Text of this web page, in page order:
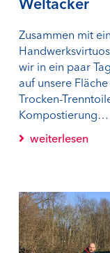
Zusammen mit
wir in ein paar
auf unsere
Trocken-
Kompostierung…
weiterlesen